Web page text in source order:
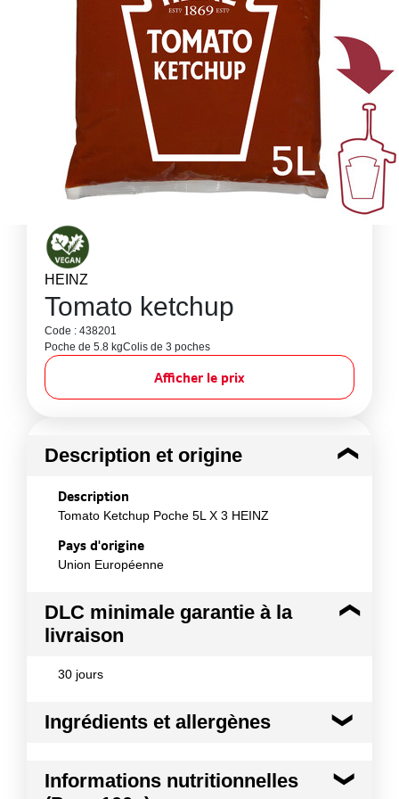
HEINZ
Tomato ketchup
Code : 438201
Poche de 5.8 kgColis de 3 poches
Afficher le prix
Description et origine
Description
Tomato Ketchup Poche 5L X 3 HEINZ
Pays d'origine
Union Européenne
DLC minimale garantie à la
livraison
30 jours
Ingrédients et allergènes
Tomates (148 g pour 100 g de ketchup), vinaigre,
Informations nutritionnelles